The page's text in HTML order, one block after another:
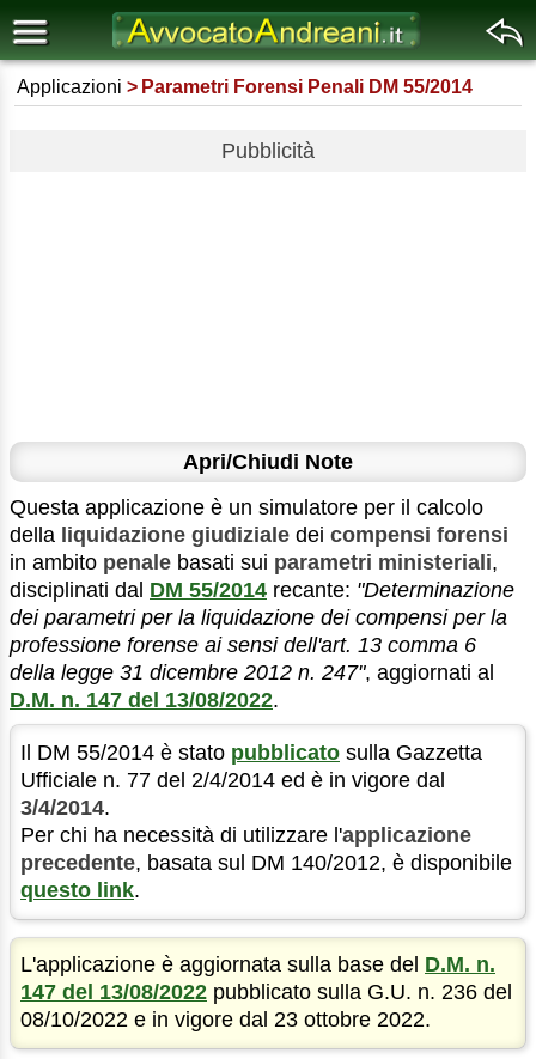
Applicazioni Parametri Forensi Penali DM 55/2014
Pubblicità
Apri/Chiudi Note
Questa applicazione è un simulatore per il calcolo
della liquidazione giudiziale dei compensi forensi
in ambito penale basati sui parametri ministeriali,
disciplinati dal DM 55/2014 recante: "Determinazione
dei parametri per la liquidazione dei compensi per la
professione forense ai sensi dell'art. 13 comma 6
della legge 31 dicembre 2012 n. 247", aggiornati al
D.M. n. 147 del 13/08/2022.
Il DM 55/2014 è stato pubblicato sulla Gazzetta
Ufficiale n. 77 del 2/4/2014 ed è in vigore dal
3/4/2014.
Per chi ha necessità di utilizzare l'applicazione
precedente, basata sul DM 140/2012, è disponibile
questo link.
L'applicazione è aggiornata sulla base del D.M. n.
147 del 13/08/2022 pubblicato sulla G.U. n. 236 del
08/10/2022 e in vigore dal 23 ottobre 2022.